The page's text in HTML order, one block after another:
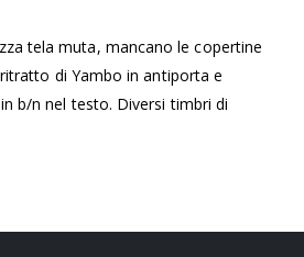
tela muta, mancano le copertine
di Yambo in antiporta e
b/n nel testo. Diversi timbri di